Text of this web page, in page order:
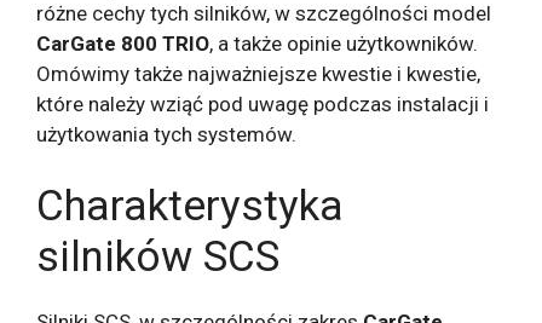
różne cechy tych silników, w szczególności model
CarGate 800 TRIO, a także opinie użytkowników.
Omówimy także najważniejsze kwestie i kwestie,
które należy wziąć pod uwagę podczas instalacji i
użytkowania tych systemów.
Charakterystyka
silników SCS